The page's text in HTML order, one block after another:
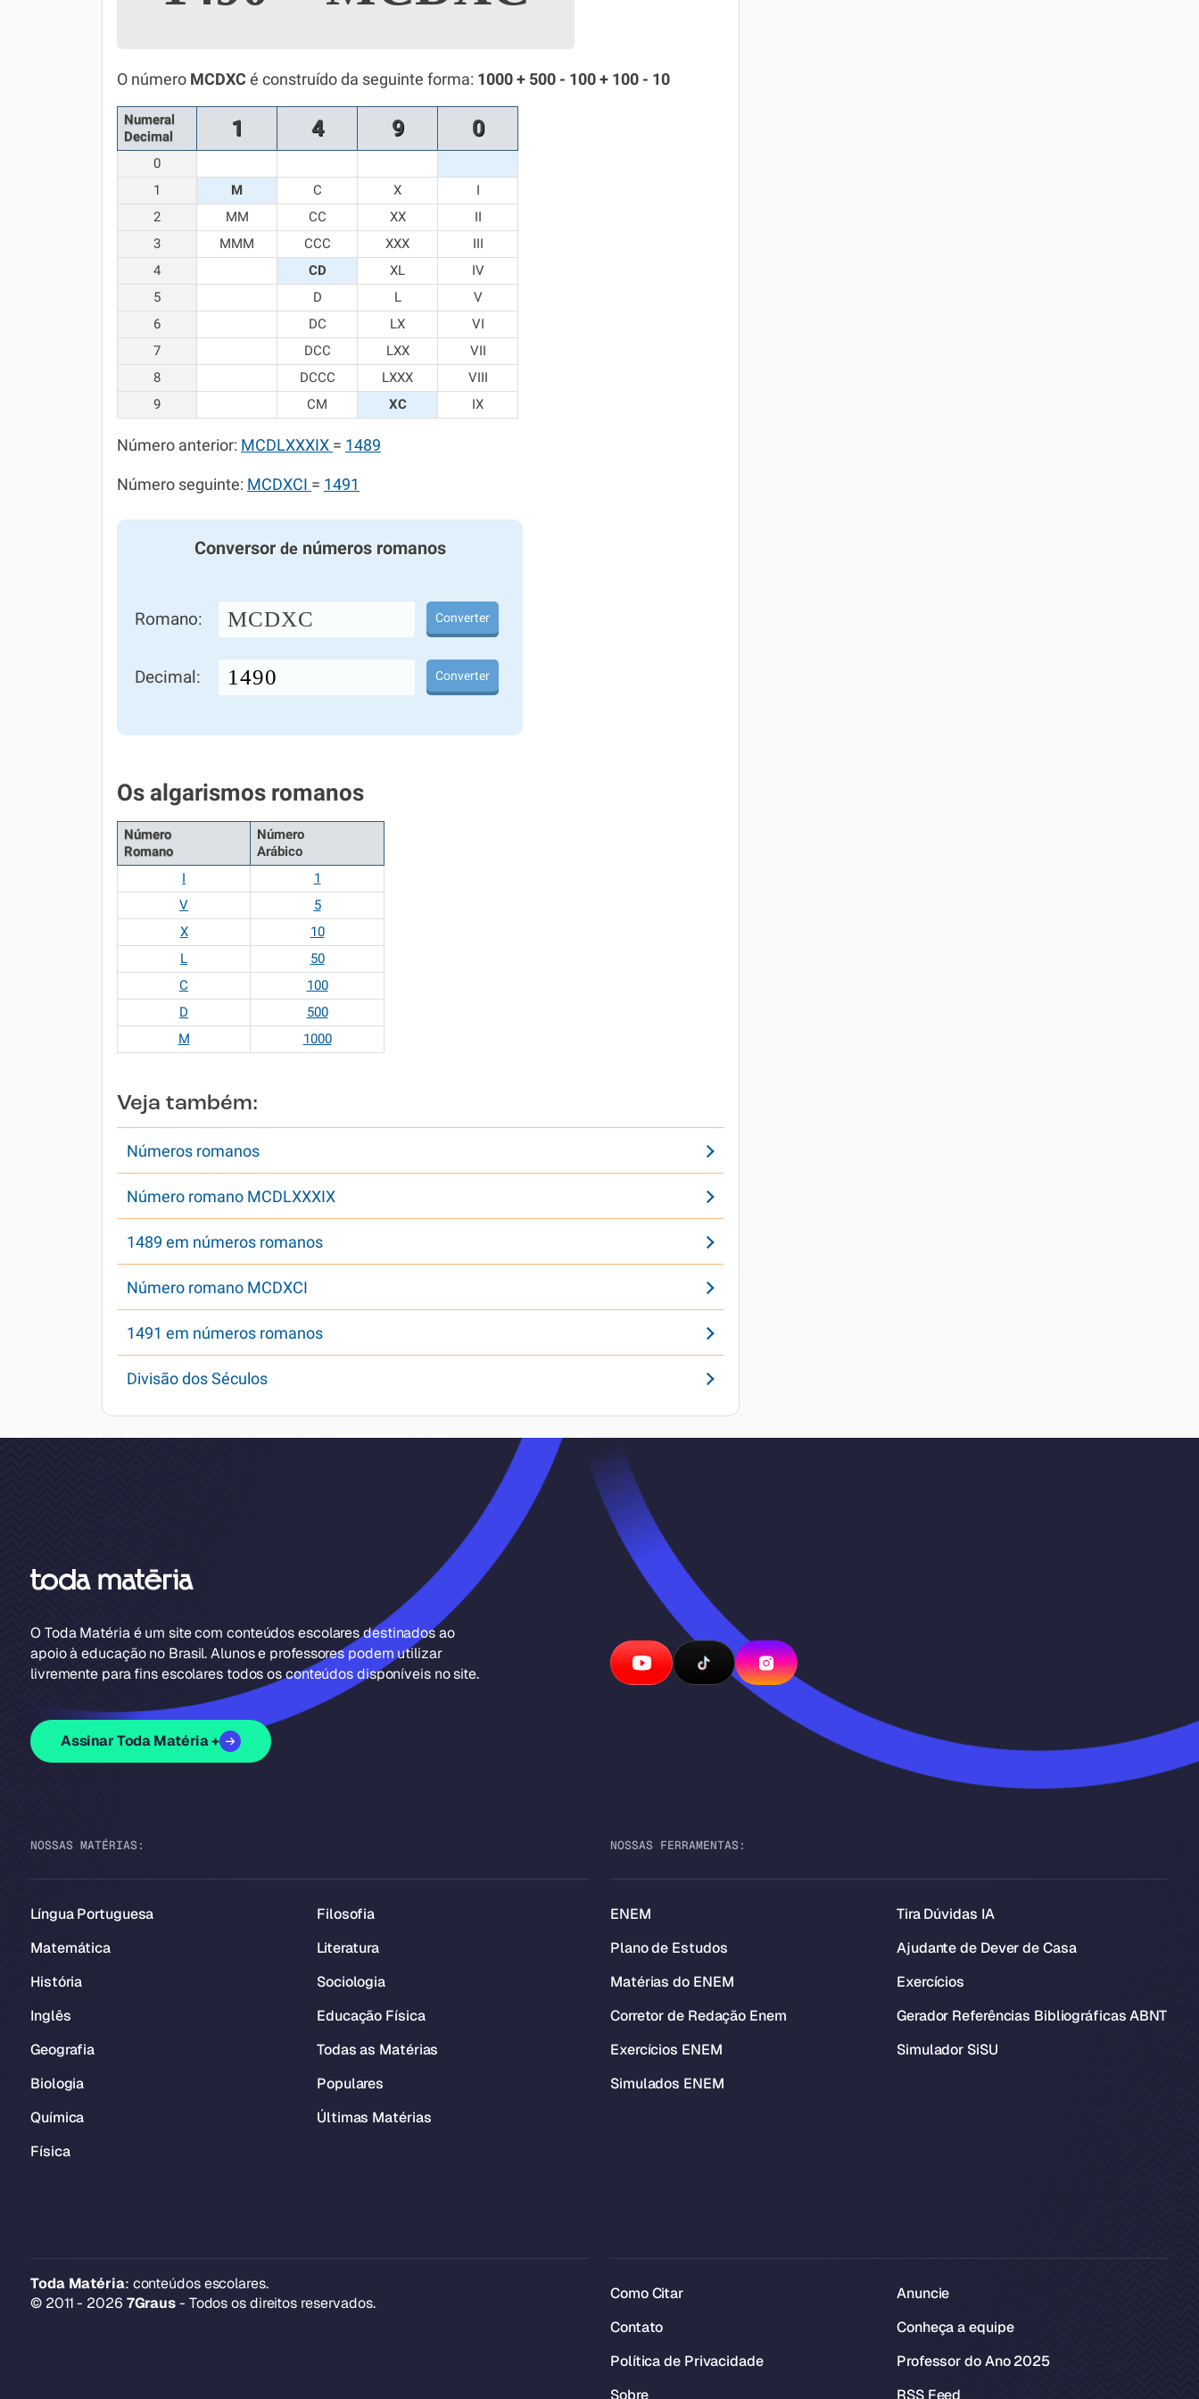
Química
Todos os Exercícios
O número MCDXC é construído da seguinte forma: 1000 + 500 - 100 + 100 - 10
Numeral
Decimal
1 4 9 0
0
1
M C X
I
2
MM CC XX
II
3
MMM CCC XXX
III
4
CD XL
IV
5
D L
V
6
DC LX
VI
7
DCC LXX
VII
8
DCCC LXXX
VIII
9
CM XC IX
Número anterior: MCDLXXXIX = 1489
Número seguinte: MCDXCI = 1491
Conversor denúmeros romanos
Romano: MCDXC Converter
Decimal: Converter
Os algarismos romanos
Número
Romano
Número
Arábico
I
1
V
5
X
10
L
50
C
100
D
500
M
1000
Veja também:
Números romanos
Número romano MCDLXXXIX
1489 em números romanos
Número romano MCDXCI
1491 em números romanos
Divisão dos Séculos
O Toda Matéria é um site com conteúdos escolares destinados ao
apoio à educação no Brasil. Alunos e professores podem utilizar
livremente para fins escolares todos os conteúdos disponíveis no site.
Assinar Toda Matéria +
NOSSAS MATÉRIAS:
Língua Portuguesa
Matemática
História
Inglês
Geografia
Biologia
Química
Física
Filosofia
Literatura
Sociologia
Educação Física
Todas as Matérias
Populares
Últimas Matérias
NOSSAS FERRAMENTAS:
ENEM
Plano de Estudos
Matérias do ENEM
Corretor de Redação Enem
Exercícios ENEM
Simulados ENEM
Tira Dúvidas IA
Ajudante de Dever de Casa
Exercícios
Gerador Referências Bibliográficas ABNT
Simulador SiSU
Toda Matéria: conteúdos escolares.
© 2011 - 2026 7Graus- Todos os direitos reservados.
Como Citar
Contato
Política de Privacidade
Sobre
Anuncie
Conheça a equipe
Professor do Ano 2025
RSS Feed